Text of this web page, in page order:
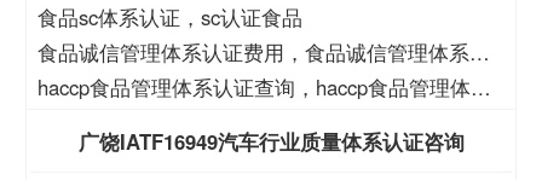
食品sc体系认证，sc认证食品
食品诚信管理体系认证费用，食品诚信管理体系认
证大概费用
haccp食品管理体系认证查询，haccp食品管理体系
广饶IATF16949汽车行业质量体系认证咨询